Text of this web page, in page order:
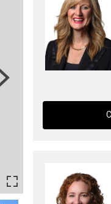
Prénom